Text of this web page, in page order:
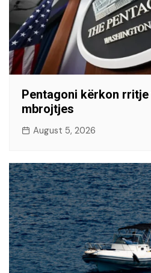
Pentagoni kërkon
mbrojtjes
August 5, 2026